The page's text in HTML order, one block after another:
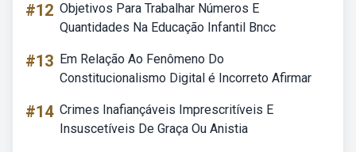
#12 Objetivos Para Trabalhar Números E
Quantidades Na Educação Infantil Bncc
#13 Em Relação Ao Fenômeno Do
Constitucionalismo Digital é Incorreto Afirmar
#14 Crimes Inafiançáveis Imprescritíveis E
Insuscetíveis De Graça Ou Anistia